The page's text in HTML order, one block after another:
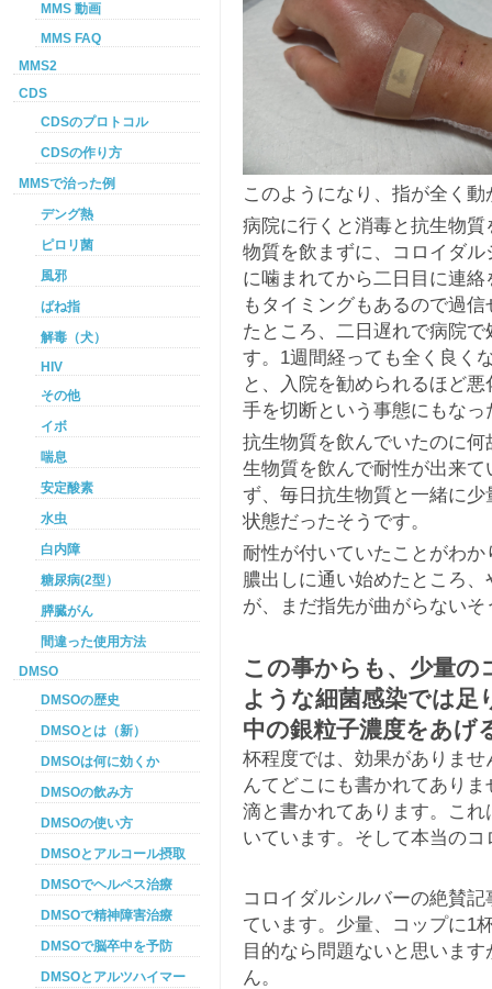
このようになり、指が全く
病院に行くと消毒と抗生物
物質を飲まずに、コロイダ
に噛まれてから二日目に連
もタイミングもあるので過
たところ、二日遅れで病院
す。1週間経っても全く良く
と、入院を勧められるほど
手を切断という事態にもな
抗生物質を飲んでいたのに
生物質を飲んで耐性が出来
ず、毎日抗生物質と一緒に
状態だったそうです。
耐性が付いていたことがわ
膿出しに通い始めたところ
が、まだ指先が曲がらない
この事からも、少量
ような細菌感染では足
中の銀粒子濃度をあげ
杯程度では、効果がありま
んてどこにも書かれてあり
滴と書かれてあります。こ
いています。そして本当の
コロイダルシルバーの絶賛
ています。少量、コップに1
目的なら問題ないと思いま
ん。
MMS 動画
MMS FAQ
MMS2
CDS
CDSのプロトコル
CDSの作り方
MMSで治った例
デング熱
ピロリ菌
風邪
ばね指
解毒（犬）
HIV
その他
イボ
喘息
安定酸素
水虫
白内障
糖尿病(2型）
膵臓がん
間違った使用方法
DMSO
DMSOの歴史
DMSOとは（新）
DMSOは何に効くか
DMSOの飲み方
DMSOの使い方
DMSOとアルコール摂取
DMSOでヘルペス治療
DMSOで精神障害治療
DMSOで脳卒中を予防
DMSOとアルツハイマー